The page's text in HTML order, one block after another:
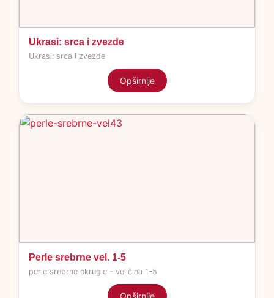
Ukrasi: srca i zvezde
Ukrasi: srca i zvezde
Opširnije
Perle srebrne vel. 1-5
perle srebrne okrugle - veličina 1-5
Opširnije